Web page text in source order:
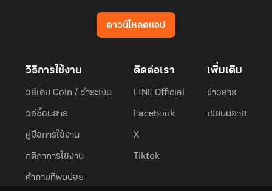
ดาวน์โหลดแอป
วิธีการใช้งาน
วิธีเติม Coin / ชำระเงิน
วิธีซื้อนิยาย
คู่มือการใช้งาน
กติกาการใช้งาน
คำถามที่พบบ่อย
ติดต่อเรา
LINE Official
Facebook
X
Tiktok
เพิ่มเติม
ข่าวสาร
เขียนนิยาย